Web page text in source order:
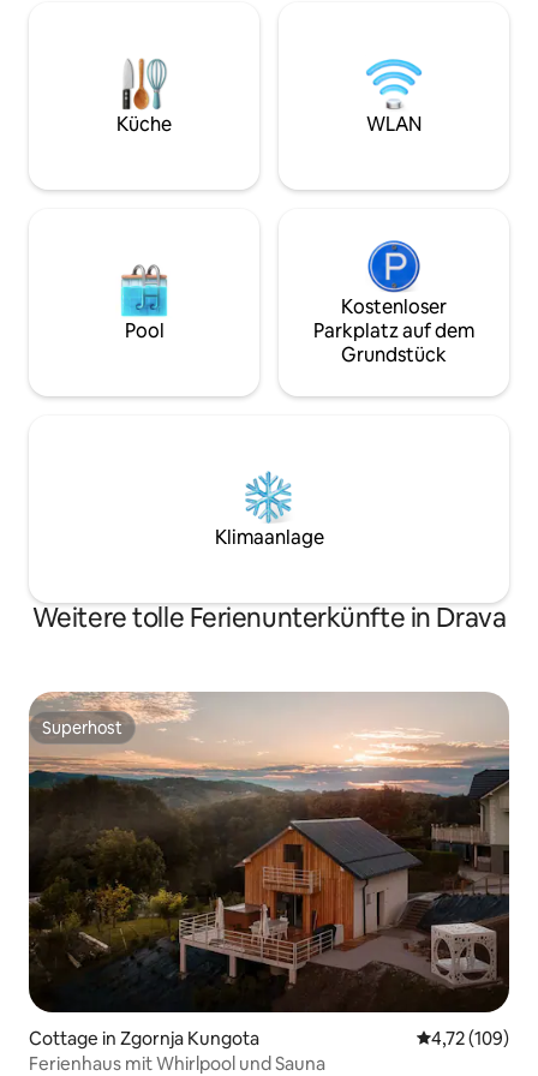
Momente der Stille genießen und
glauben, dass Schönheit in den kleinen
Dingen liegt. Wenn du zu denen
gehörst, die die Natur und ihren
Gesellschaft oder
radle. Das Ferienhaus eignet sich wirklich
für Menschen,
und die
Küche WLAN
Pool
Kostenloser
Parkplatz auf dem
Grundstück
Klimaanlage
Weitere tolle Ferienunterkünfte in Drava
Superhost
Superhost
Cottage in Zgornja Kungota
4,72 (109)
Ferienhaus mit Whirlpool und Sauna